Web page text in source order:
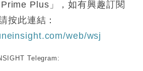
Plus」，如有興趣訂閱
按此連結：
web/wsj
Telegram: